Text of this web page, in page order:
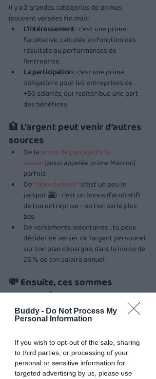
Buddy - Do Not Process My
Personal Information
If you wish to opt-out of the sale, sharing
to third parties, or processing of your
personal or sensitive information for
targeted advertising by us, please use
Il y a 2 grandes catégories de primes
(souvent versées fin mai) :
L’intéressement : c’est une prime
facultative, calculée en fonction des
résultats ou performances de
l’entreprise.
La participation : c’est une prime
obligatoire pour les entreprises de
+50 salariés, qui redistribue une part
des bénéfices.
🏦 L’argent peut venir d’autres
sources
De la prime de partage de la
valeur (aussi appelée prime Macron)
parfois
De “l’abondement” (c’est un peu le
jackpot 🎰) : c’est un bonus (facultatif)
de ton entreprise - on t’en parle plus
bas.
De versements volontaires : tu peux
décider de verser de l’argent personnel
sur ton plan d’épargne, dans la limite de
25 % de ton salaire annuel.
💸 Ensuite, ces sommes
peuvent être...
Versées directement sur ton
compte en banque (et se payer des
soumises à l’impôt sur le revenu
Placées sur un plan d’épargne
salariale (et bénéficier d’une fiscalité
plus avantageuse ✨) mais avec